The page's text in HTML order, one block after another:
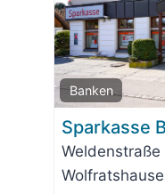
Banken
Weldenstraße